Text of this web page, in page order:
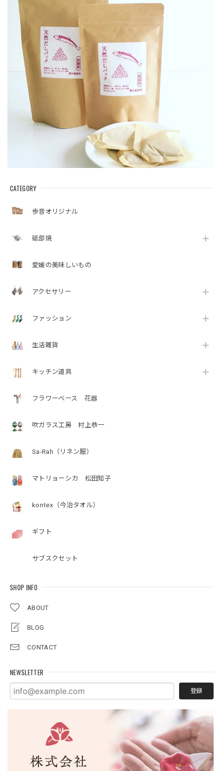
CATEGORY
歩音オリジナル
砥部焼
愛媛の美味しいもの
アクセサリー
ファッション
生活雑貨
キッチン道具
フラワーベース 花器
吹ガラス工房 村上恭一
Sa-Rah（リネン服）
マトリョーシカ 松田知子
kontex（今治タオル）
ギフト
サブスクセット
SHOP INFO
ABOUT
BLOG
CONTACT
NEWSLETTER
登録